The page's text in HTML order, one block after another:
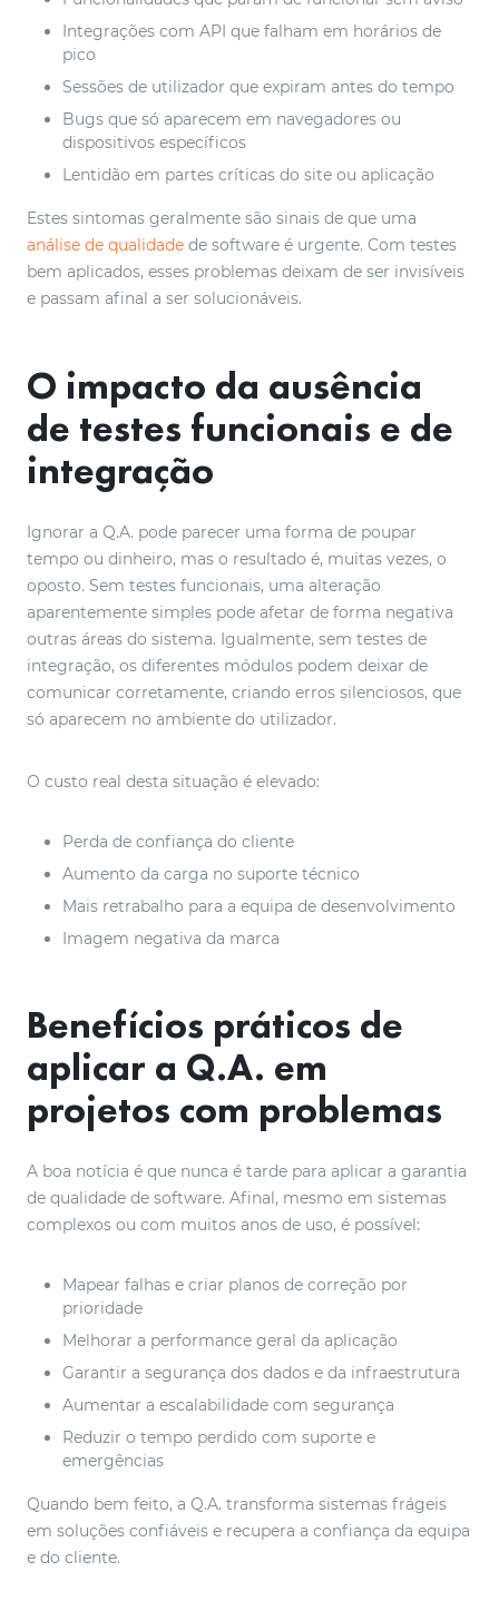
Integrações com API que falham em horários de
pico
Sessões de utilizador que expiram antes do tempo
Bugs que só aparecem em navegadores ou
dispositivos específicos
Lentidão em partes críticas do site ou aplicação
Estes sintomas geralmente são sinais de que uma
análise de qualidade de software é urgente. Com testes
bem aplicados, esses problemas deixam de ser invisíveis
e passam afinal a ser solucionáveis.
O impacto da ausência
de testes funcionais e de
integração
Ignorar a Q.A. pode parecer uma forma de poupar
tempo ou dinheiro, mas o resultado é, muitas vezes, o
oposto. Sem testes funcionais, uma alteração
aparentemente simples pode afetar de forma negativa
outras áreas do sistema. Igualmente, sem testes de
integração, os diferentes módulos podem deixar de
comunicar corretamente, criando erros silenciosos, que
só aparecem no ambiente do utilizador.
O custo real desta situação é elevado:
Perda de confiança do cliente
Aumento da carga no suporte técnico
Mais retrabalho para a equipa de desenvolvimento
Imagem negativa da marca
Benefícios práticos de
aplicar a Q.A. em
projetos com problemas
A boa notícia é que nunca é tarde para aplicar a garantia
de qualidade de software. Afinal, mesmo em sistemas
complexos ou com muitos anos de uso, é possível:
Mapear falhas e criar planos de correção por
prioridade
Melhorar a performance geral da aplicação
Garantir a segurança dos dados e da infraestrutura
Aumentar a escalabilidade com segurança
Reduzir o tempo perdido com suporte e
emergências
Quando bem feito, a Q.A. transforma sistemas frágeis
em soluções confiáveis e recupera a confiança da equipa
e do cliente.